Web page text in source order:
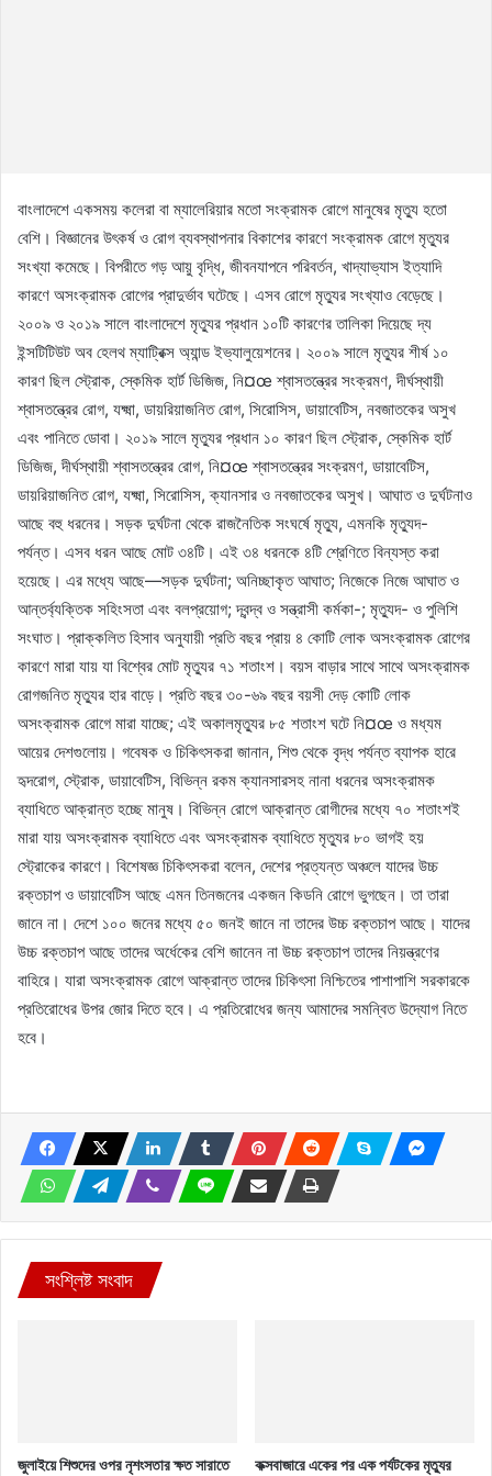
বাংলাদেশে একসময় কলেরা বা ম্যালেরিয়ার মতো সংক্রামক রোগে মানুষের মৃত্যু হতো
বেশি। বিজ্ঞানের উৎকর্ষ ও রোগ ব্যবস্থাপনার বিকাশের কারণে সংক্রামক রোগে মৃত্যুর
সংখ্যা কমেছে। বিপরীতে গড় আয়ু বৃদ্ধি, জীবনযাপনে পরিবর্তন, খাদ্যাভ্যাস ইত্যাদি
কারণে অসংক্রামক রোগের প্রাদুর্ভাব ঘটেছে। এসব রোগে মৃত্যুর সংখ্যাও বেড়েছে।
২০০৯ ও ২০১৯ সালে বাংলাদেশে মৃত্যুর প্রধান ১০টি কারণের তালিকা দিয়েছে দ্য
ইন্সটিটিউট অব হেলথ ম্যাট্রিক্স অ্যান্ড ইভ্যালুয়েশনের। ২০০৯ সালে মৃত্যুর শীর্ষ ১০
কারণ ছিল স্ট্রোক, স্কেমিক হার্ট ডিজিজ, নি¤œ শ্বাসতন্ত্রের সংক্রমণ, দীর্ঘস্থায়ী
শ্বাসতন্ত্রের রোগ, যক্ষ্মা, ডায়রিয়াজনিত রোগ, সিরোসিস, ডায়াবেটিস, নবজাতকের অসুখ
এবং পানিতে ডোবা। ২০১৯ সালে মৃত্যুর প্রধান ১০ কারণ ছিল স্ট্রোক, স্কেমিক হার্ট
ডিজিজ, দীর্ঘস্থায়ী শ্বাসতন্ত্রের রোগ, নি¤œ শ্বাসতন্ত্রের সংক্রমণ, ডায়াবেটিস,
ডায়রিয়াজনিত রোগ, যক্ষ্মা, সিরোসিস, ক্যানসার ও নবজাতকের অসুখ। আঘাত ও দুর্ঘটনাও
আছে বহু ধরনের। সড়ক দুর্ঘটনা থেকে রাজনৈতিক সংঘর্ষে মৃত্যু, এমনকি মৃত্যুদ-
পর্যন্ত। এসব ধরন আছে মোট ৩৪টি। এই ৩৪ ধরনকে ৪টি শ্রেণিতে বিন্যস্ত করা
হয়েছে। এর মধ্যে আছে—সড়ক দুর্ঘটনা; অনিচ্ছাকৃত আঘাত; নিজেকে নিজে আঘাত ও
আন্তর্ব্যক্তিক সহিংসতা এবং বলপ্রয়োগ; দ্বন্দ্ব ও সন্ত্রাসী কর্মকা-; মৃত্যুদ- ও পুলিশি
সংঘাত। প্রাক্কলিত হিসাব অনুযায়ী প্রতি বছর প্রায় ৪ কোটি লোক অসংক্রামক রোগের
কারণে মারা যায় যা বিশ্বের মোট মৃত্যুর ৭১ শতাংশ। বয়স বাড়ার সাথে সাথে অসংক্রামক
রোগজনিত মৃত্যুর হার বাড়ে। প্রতি বছর ৩০-৬৯ বছর বয়সী দেড় কোটি লোক
অসংক্রামক রোগে মারা যাচ্ছে; এই অকালমৃত্যুর ৮৫ শতাংশ ঘটে নি¤œ ও মধ্যম
আয়ের দেশগুলোয়। গবেষক ও চিকিৎসকরা জানান, শিশু থেকে বৃদ্ধ পর্যন্ত ব্যাপক হারে
হৃদরোগ, স্ট্রোক, ডায়াবেটিস, বিভিন্ন রকম ক্যানসারসহ নানা ধরনের অসংক্রামক
ব্যাধিতে আক্রান্ত হচ্ছে মানুষ। বিভিন্ন রোগে আক্রান্ত রোগীদের মধ্যে ৭০ শতাংশই
মারা যায় অসংক্রামক ব্যাধিতে এবং অসংক্রামক ব্যাধিতে মৃত্যুর ৮০ ভাগই হয়
স্ট্রোকের কারণে। বিশেষজ্ঞ চিকিৎসকরা বলেন, দেশের প্রত্যন্ত অঞ্চলে যাদের উচ্চ
রক্তচাপ ও ডায়াবেটিস আছে এমন তিনজনের একজন কিডনি রোগে ভুগছেন। তা তারা
জানে না। দেশে ১০০ জনের মধ্যে ৫০ জনই জানে না তাদের উচ্চ রক্তচাপ আছে। যাদের
উচ্চ রক্তচাপ আছে তাদের অর্ধেকের বেশি জানেন না উচ্চ রক্তচাপ তাদের নিয়ন্ত্রণের
বাহিরে। যারা অসংক্রামক রোগে আক্রান্ত তাদের চিকিৎসা নিশ্চিতের পাশাপাশি সরকারকে
প্রতিরোধের উপর জোর দিতে হবে। এ প্রতিরোধের জন্য আমাদের সমন্বিত উদ্যোগ নিতে
হবে।
সংশ্লিষ্ট সংবাদ
জুলাইয়ে শিশুদের ওপর নৃশংসতার ক্ষত সারাতে কক্সবাজারে একের পর এক পর্যটকের মৃত্যুর